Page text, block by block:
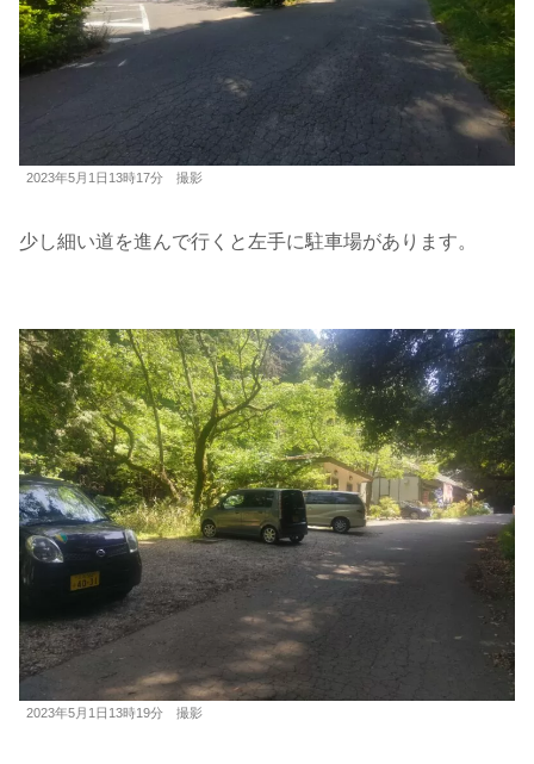
2023年5月1日13時17分 撮影
少し細い道を進んで行くと左手に駐車場があります。
2023年5月1日13時19分 撮影